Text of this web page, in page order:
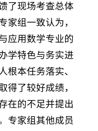
了现场考查总体
家组一致认为，
应用数学专业的
学特色与务实进
根本任务落实、
得了较好成绩，
在的不足并提出
专家组其他成员